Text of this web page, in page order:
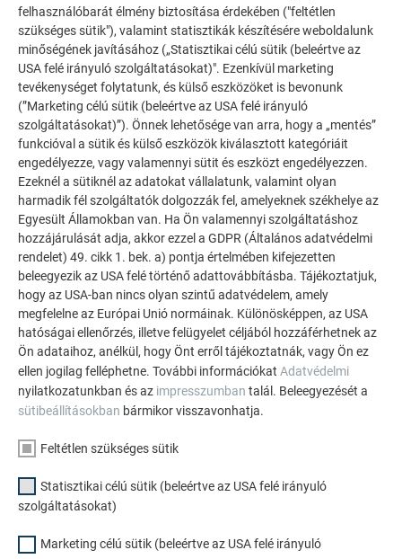
MEGJEGYZÉS
A profilok eloxálásáról az ügyfélnek kell gondoskodnia,
mert a PREFA nem kínál ilyen szolgáltatást.
A natúr felületű profilok megmunkálásakor az alábbiakra kell
figyelni:
A natúr alumínium nagyon érzékeny a karcolásokra,
ezt a feldolgozás és megmunkálás során figyelembe
kell venni. A gyártási folyamat sajátosságai miatt a
felületen finom karcok lehetnek, amelyek nem
minősülnek reklamációs oknak.
A karcok ugyan nincsenek hatással az anyag
tartósságára, de zavarhatják a felület megjelenését.
A natúr alumínium megmunkálása és szerelése során
a kézről származó izzadság az alumínium felületének
oxidációja révén nyomokat hagy. Az így keletkező
lenyomatok/foltok gyakorlatilag nem távolíthatók el.
A megmunkálás közbeni kesztyűviselés mérsékelheti
A natúr alumíniumnak természetes felülete van, amely
a környezeti hatásoktól függően lassan és
egyenetlenül változik.
felhasználóbarát élmény biztosítása érdekében ("feltétlen
szükséges sütik"), valamint statisztikák készítésére weboldalunk
minőségének javításához („Statisztikai célú sütik (beleértve az
USA felé irányuló szolgáltatásokat)". Ezenkívül marketing
tevékenységet folytatunk, és külső eszközöket is bevonunk
(”Marketing célú sütik (beleértve az USA felé irányuló
szolgáltatásokat)”). Önnek lehetősége van arra, hogy a „mentés”
funkcióval a sütik és külső eszközök kiválasztott kategóriáit
engedélyezze, vagy valamennyi sütit és eszközt engedélyezzen.
Ezeknél a sütiknél az adatokat vállalatunk, valamint olyan
harmadik fél szolgáltatók dolgozzák fel, amelyeknek székhelye az
Egyesült Államokban van. Ha Ön valamennyi szolgáltatáshoz
hozzájárulását adja, akkor ezzel a GDPR (Általános adatvédelmi
rendelet) 49. cikk 1. bek. a) pontja értelmében kifejezetten
beleegyezik az USA felé történő adattovábbításba. Tájékoztatjuk,
hogy az USA-ban nincs olyan szintű adatvédelem, amely
megfelelne az Európai Unió normáinak. Különösképpen, az USA
hatóságai ellenőrzés, illetve felügyelet céljából hozzáférhetnek az
Ön adataihoz, anélkül, hogy Önt erről tájékoztatnák, vagy Ön ez
ellen jogilag felléphetne. További információkat Adatvédelmi
nyilatkozatunkban és az impresszumban talál. Beleegyezését a
sütibeállításokban bármikor visszavonhatja.
Feltétlen szükséges sütik
Statisztikai célú sütik (beleértve az USA felé irányuló
szolgáltatásokat)
Marketing célú sütik (beleértve az USA felé irányuló